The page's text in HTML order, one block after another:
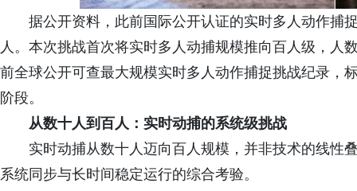
据公开资料，此前国际公开认证的实时多人动作捕
人。本次挑战首次将实时多人动捕规模推向百人级，人
前全球公开可查最大规模实时多人动作捕捉挑战纪录，
阶段。
从数十人到百人：实时动捕的系统级挑战
实时动捕从数十人迈向百人规模，并非技术的线性
系统同步与长时间稳定运行的综合考验。